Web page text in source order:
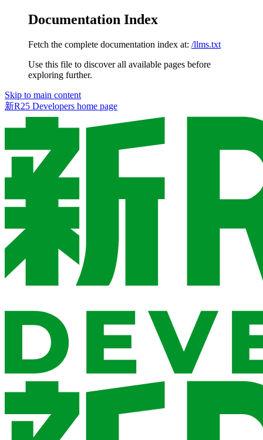
Documentation Index
Fetch the complete documentation index at: /llms.txt
Use this file to discover all available pages before
exploring further.
Skip to main content
新R25 Developers home page